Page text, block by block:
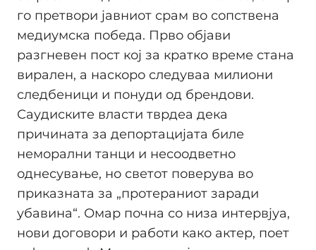
го претвори јавниот срам во сопствена
медиумска победа. Прво објави
разгневен пост кој за кратко време стана
вирален, а наскоро следуваа милиони
следбеници и понуди од брендови.
Саудиските власти тврдеа дека
причината за депортацијата биле
неморални танци и несоодветно
однесување, но светот поверува во
приказната за „протераниот заради
убавина“. Омар почна со низа интервјуа,
нови договори и работи како актер, поет